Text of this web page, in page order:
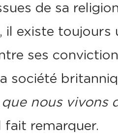
de sa
il existe toujours
ses
société
nous vivons
fait remarquer.